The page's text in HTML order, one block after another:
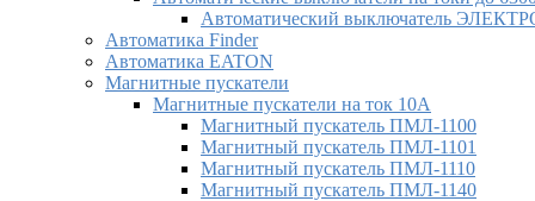
Автоматический выключатель
Автоматика Finder
Автоматика EATON
Магнитные пускатели
Магнитные пускатели на ток 10А
Магнитный пускатель ПМЛ-1100
Магнитный пускатель ПМЛ-1101
Магнитный пускатель ПМЛ-1110
Магнитный пускатель ПМЛ-1140